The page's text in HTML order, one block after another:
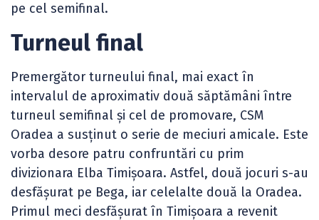
pe cel semifinal.
Turneul final
Premergător turneului final, mai exact în
intervalul de aproximativ două săptămâni între
turneul semifinal și cel de promovare, CSM
Oradea a susținut o serie de meciuri amicale. Este
vorba desore patru confruntări cu prim
divizionara Elba Timișoara. Astfel, două jocuri s-au
desfășurat pe Bega, iar celelalte două la Oradea.
Primul meci desfășurat în Timișoara a revenit